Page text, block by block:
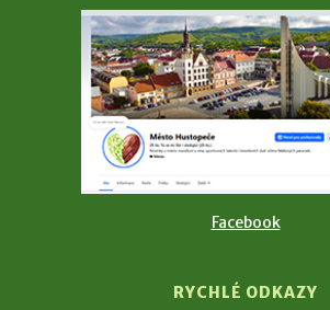
Facebook
RYCHLÉ ODKAZY